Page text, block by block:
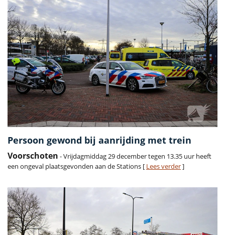
Persoon gewond bij aanrijding met trein
Voorschoten - Vrijdagmiddag 29 december tegen 13.35 uur heeft
een ongeval plaatsgevonden aan de Stations [ Lees verder]